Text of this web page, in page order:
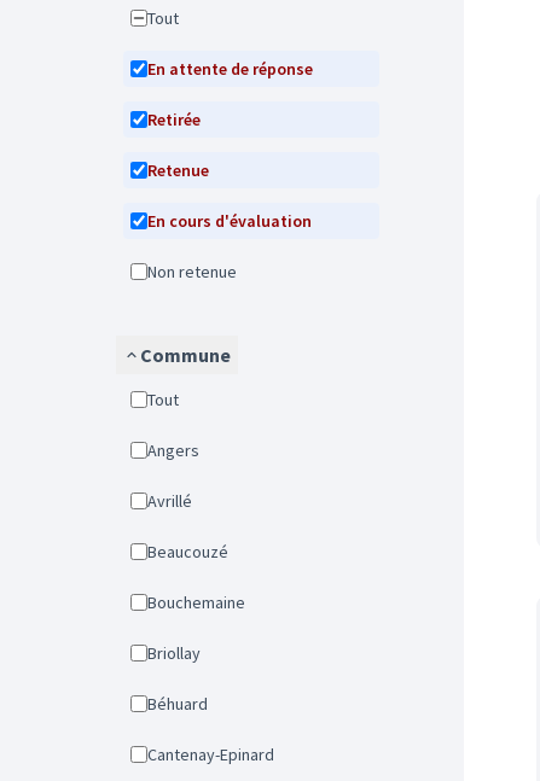
Tout
En attente de réponse
Retirée
Retenue
En cours d'évaluation
Non retenue
Commune
Tout
Angers
Avrillé
Beaucouzé
Bouchemaine
Briollay
Béhuard
Cantenay-Epinard